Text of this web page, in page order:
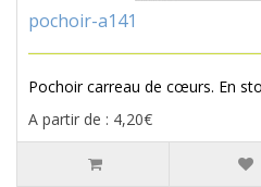
pochoir-a141
Pochoir carreau de cœurs. En
A partir de : 4,20€